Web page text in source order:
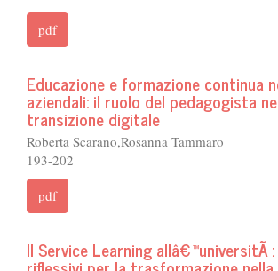
pdf
Educazione e formazione continua
aziendali: il ruolo del pedagogista
transizione digitale
Roberta Scarano,Rosanna Tammaro
193-202
pdf
Il Service Learning allâ€™universitÃ